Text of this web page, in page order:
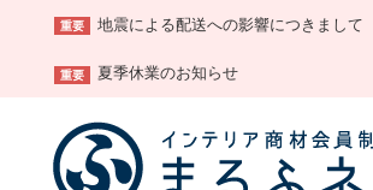
重要 地震による配送への影響につきまして
重要 夏季休業のお知らせ